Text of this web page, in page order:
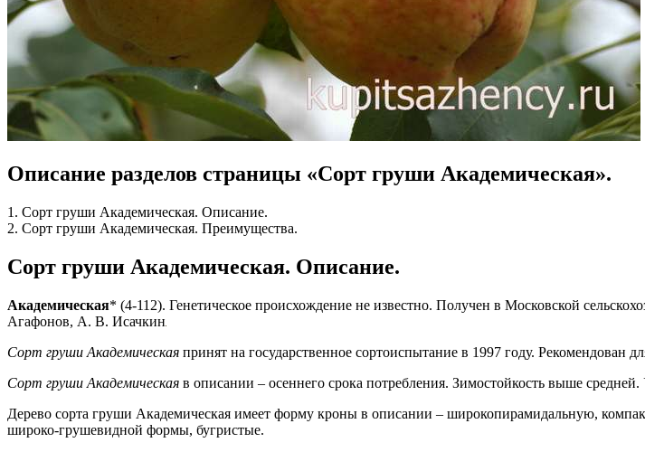
Описание разделов страницы «Сорт груши Академическая».
1. Сорт груши Академическая. Описание.
2. Сорт груши Академическая. Преимущества.
Сорт груши Академическая. Описание.
Академическая* (4-112). Генетическое происхождение не известно. Получен в Московской
Агафонов, А. В. Исачкин
Сорт груши Академическая принят на государственное сортоиспытание в 1997 году. Рекомендован
Сорт груши Академическая в описании – осеннего срока потребления. Зимостойкость выше
Дерево сорта груши Академическая имеет форму кроны в описании – широкопирамидальную,
широко-грушевидной формы, бугристые.